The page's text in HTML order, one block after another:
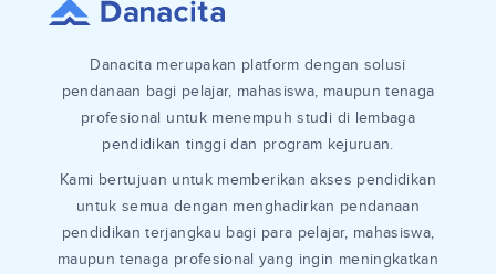
Danacita merupakan platform dengan solusi
pendanaan bagi pelajar, mahasiswa, maupun tenaga
profesional untuk menempuh studi di lembaga
pendidikan tinggi dan program kejuruan.
Kami bertujuan untuk memberikan akses pendidikan
untuk semua dengan menghadirkan pendanaan
pendidikan terjangkau bagi para pelajar, mahasiswa,
maupun tenaga profesional yang ingin meningkatkan